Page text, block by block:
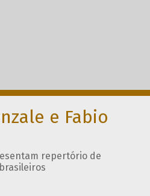
e Fabio
repertório de